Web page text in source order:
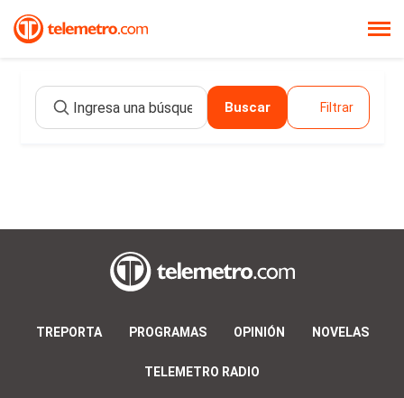
Buscar Filtrar
TREPORTA PROGRAMAS OPINIÓN NOVELAS
TELEMETRO RADIO